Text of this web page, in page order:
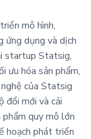
mô hình,
ứng dụng và dịch
startup Statsig,
ưu hóa sản phẩm,
của Statsig
đổi mới và cải
quy mô lớn
hoạch phát triển